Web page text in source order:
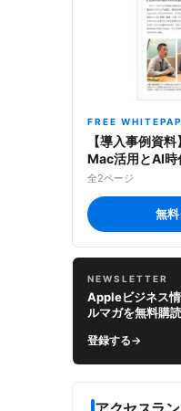
FREE
【導入事例資
Mac活用とAI時
全2ページ
無
NEWSLETTER
Appleビジネス
ルマガを無料購読
登録する→